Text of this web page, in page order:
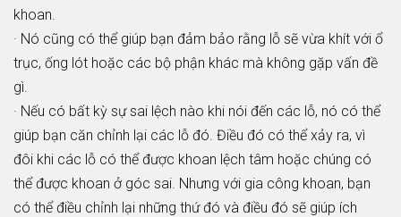
khoan.
· Nó cũng có thể giúp bạn đảm bảo rằng lỗ sẽ vừa khít với ổ
trục, ống lót hoặc các bộ phận khác mà không gặp vấn đề
gì.
· Nếu có bất kỳ sự sai lệch nào khi nói đến các lỗ, nó có thể
giúp bạn căn chỉnh lại các lỗ đó. Điều đó có thể xảy ra, vì
đôi khi các lỗ có thể được khoan lệch tâm hoặc chúng có
thể được khoan ở góc sai. Nhưng với gia công khoan, bạn
có thể điều chỉnh lại những thứ đó và điều đó sẽ giúp ích